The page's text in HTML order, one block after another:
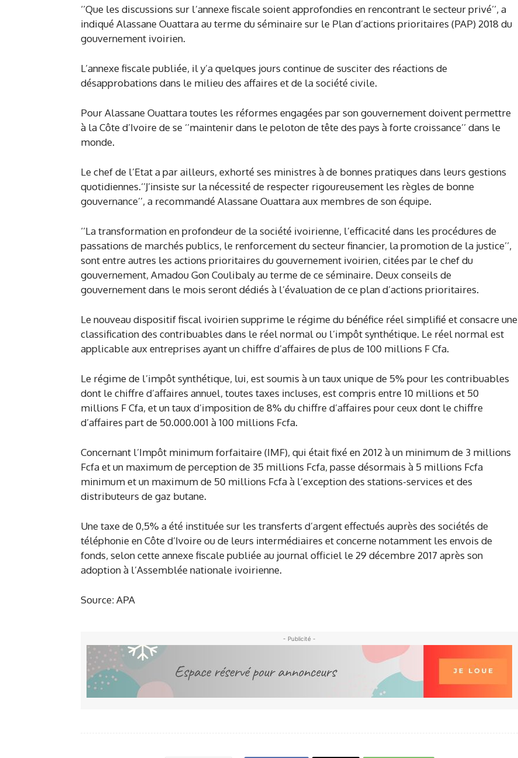
‘’Que les discussions sur l’annexe fiscale soient approfondies en rencontrant le secteur privé’’, a
indiqué Alassane Ouattara au terme du séminaire sur le Plan d’actions prioritaires (PAP) 2018 du
gouvernement ivoirien.
L’annexe fiscale publiée, il y’a quelques jours continue de susciter des réactions de
désapprobations dans le milieu des affaires et de la société civile.
Pour Alassane Ouattara toutes les réformes engagées par son gouvernement doivent permettre
à la Côte d’Ivoire de se ‘’maintenir dans le peloton de tête des pays à forte croissance’’ dans le
monde.
Le chef de l’Etat a par ailleurs, exhorté ses ministres à de bonnes pratiques dans leurs gestions
quotidiennes.‘’J’insiste sur la nécessité de respecter rigoureusement les règles de bonne
gouvernance’’, a recommandé Alassane Ouattara aux membres de son équipe.
‘’La transformation en profondeur de la société ivoirienne, l’efficacité dans les procédures de
passations de marchés publics, le renforcement du secteur financier, la promotion de la justice’’,
sont entre autres les actions prioritaires du gouvernement ivoirien, citées par le chef du
gouvernement, Amadou Gon Coulibaly au terme de ce séminaire. Deux conseils de
gouvernement dans le mois seront dédiés à l’évaluation de ce plan d’actions prioritaires.
Le nouveau dispositif fiscal ivoirien supprime le régime du bénéfice réel simplifié et consacre une
classification des contribuables dans le réel normal ou l’impôt synthétique. Le réel normal est
applicable aux entreprises ayant un chiffre d’affaires de plus de 100 millions F Cfa.
Le régime de l’impôt synthétique, lui, est soumis à un taux unique de 5% pour les contribuables
dont le chiffre d’affaires annuel, toutes taxes incluses, est compris entre 10 millions et 50
millions F Cfa, et un taux d’imposition de 8% du chiffre d’affaires pour ceux dont le chiffre
d’affaires part de 50.000.001 à 100 millions Fcfa.
Concernant l’Impôt minimum forfaitaire (IMF), qui était fixé en 2012 à un minimum de 3 millions
Fcfa et un maximum de perception de 35 millions Fcfa, passe désormais à 5 millions Fcfa
minimum et un maximum de 50 millions Fcfa à l’exception des stations-services et des
distributeurs de gaz butane.
Une taxe de 0,5% a été instituée sur les transferts d’argent effectués auprès des sociétés de
téléphonie en Côte d’Ivoire ou de leurs intermédiaires et concerne notamment les envois de
fonds, selon cette annexe fiscale publiée au journal officiel le 29 décembre 2017 après son
adoption à l’Assemblée nationale ivoirienne.
Source: APA
- Publicité -